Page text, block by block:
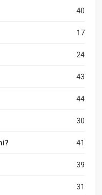
40
17
24
43
44
30
41
39
31